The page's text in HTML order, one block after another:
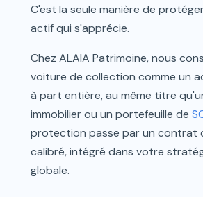
C'est la seule manière de
actif qui s'apprécie.
Chez ALAIA Patrimoine, nous
voiture de collection comme un
à part entière, au même titre
immobilier ou un portefeuille de
protection passe par un contrat
calibré, intégré dans votre
globale.